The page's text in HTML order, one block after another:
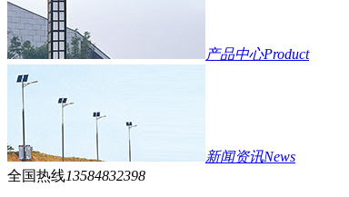
产品中心Product
新闻资讯News
全国热线13584832398